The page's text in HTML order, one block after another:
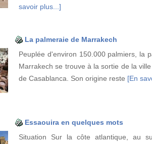
savoir plus...]
La palmeraie de Marrakech
Peuplée d'environ 150.000 palmiers, la
Marrakech se trouve à la sortie de la
de Casablanca. Son origine reste [En
Essaouira en quelques mots
Situation Sur la côte atlantique, au